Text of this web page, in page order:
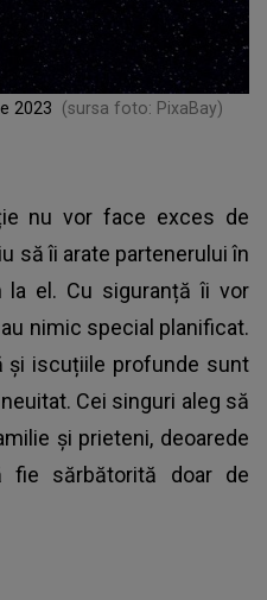
2023 (sursa foto: PixaBay)
nu vor face exces de
să îi arate partenerului în
el. Cu siguranță îi vor
nimic special planificat.
și iscuțiile profunde sunt
Cei singuri aleg să
și prieteni, deoarede
fie sărbătorită doar de